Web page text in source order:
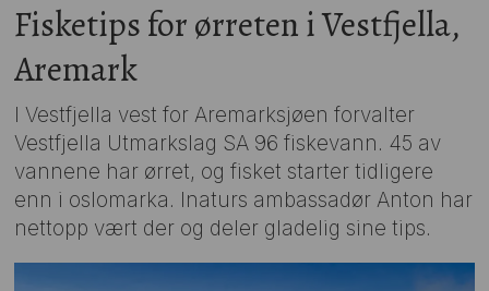
Fisketips for ørreten i Vestfjella,
Aremark
I Vestfjella vest for Aremarksjøen forvalter
Vestfjella Utmarkslag SA 96 fiskevann. 45 av
vannene har ørret, og fisket starter tidligere
enn i oslomarka. Inaturs ambassadør Anton har
nettopp vært der og deler gladelig sine tips.